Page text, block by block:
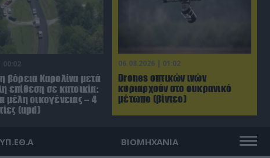
06.08.2026 | 01:02
Drones οπτικών ινών
κυριαρχούν στο ουκρανικό
μέτωπο (βίντεο)
00:02
βόρεια Καρολίνα μετά
επίθεση σε κατοικία:
μέλη οικογένειας – 4
(upd)
ΥΠ.ΕΘ.Α ΒΙΟΜΗΧΑΝΙΑ